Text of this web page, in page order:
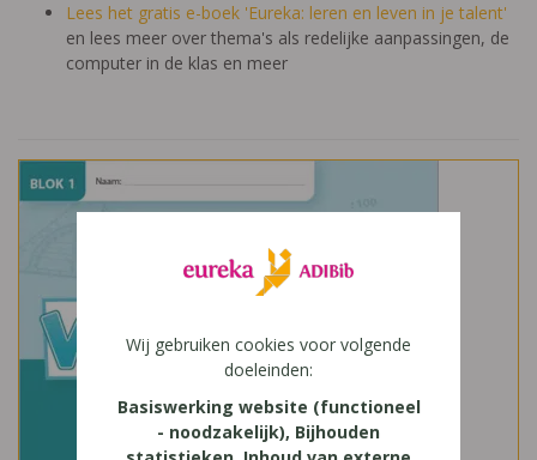
Lees het gratis e-boek 'Eureka: leren en leven in je talent'
en lees meer over thema's als redelijke aanpassingen, de
computer in de klas en meer
Wij gebruiken cookies voor volgende
doeleinden:
Basiswerking website (functioneel
- noodzakelijk), Bijhouden